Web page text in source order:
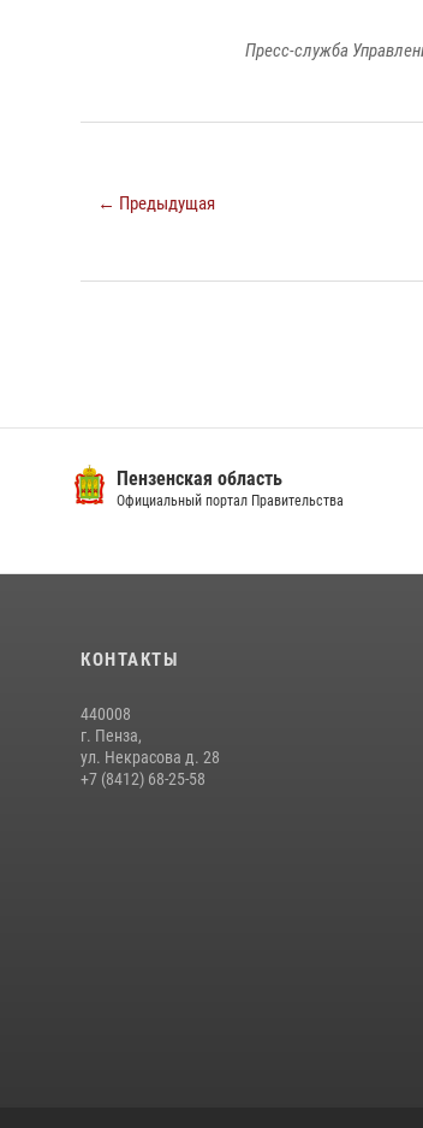
Пресс-служба
← Предыдущая
Пензенская область
Официальный портал Правительства
КОНТАКТЫ
440008
г. Пенза,
ул. Некрасова д. 28
+7 (8412) 68-25-58